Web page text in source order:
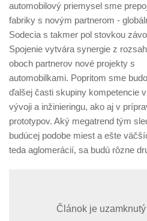
automobilový priemysel sme
fabriky s novým partnerom -
Sodecia s takmer pol stovkou
Spojenie vytvára synergie z
oboch partnerov nové projekty s
automobilkami. Popritom sme
ďalšej časti skupiny kompetencie
vývoji a inžinieringu, ako aj v
prototypov. Aký megatrend tým
budúcej podobe miest a ešte
teda aglomerácií, sa budú rôzne
Článok je uzamknutý